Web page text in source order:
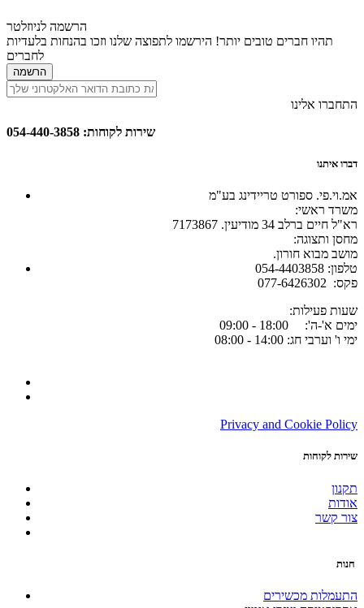
הרשמה לניוזלטר
תהיו חברים טובים יותר! הירשמו לתפוצה שלנו וזכו בהנחות בלעדיות
לחברים
הרשמה
התחברו אלינו
שירות לקוחות: 054-440-3858
דברו איתנו
אמ.וי.פי. ספורט טריידינג בע"מ
:משרד ראשי
רא"ל חיים ברלב 34 מודיעין. 7173867
:מחסן ותצוגה
.מושב מבוא חורון
054-4403858 :טלפון
077-6426302 :פקס
:שעות פעילות
ימים א'-ה': 18:00 - 09:00
ימי ו' וערבי חג: 14:00 - 08:00
Privacy and Cookie Policy
שירות לקוחות
תקנון
אודות
צור קשר
התעמלות מכשירים